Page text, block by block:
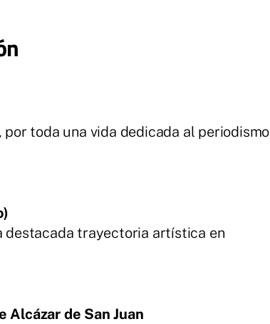
toda una vida dedicada al periodismo
destacada trayectoria artística en
de San Juan